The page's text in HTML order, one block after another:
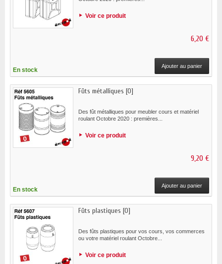
Voir ce produit
6,20 €
En stock
Ajouter au panier
Fûts métalliques [O]
Des fût métalliques pour meubler cours et matériel
roulant Octobre 2020 : premières...
Voir ce produit
9,20 €
En stock
Ajouter au panier
Fûts plastiques [O]
Des fûts plastiques pour vos cours, vos commerces
ou votre matériel roulant Octobre...
Voir ce produit